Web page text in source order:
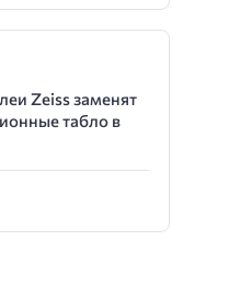
Zeiss заменят
табло в